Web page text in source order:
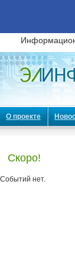
О проекте
Скоро!
Событий нет.